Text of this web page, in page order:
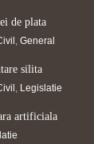
de plata
, General
silita
, Legislatie
artificiala